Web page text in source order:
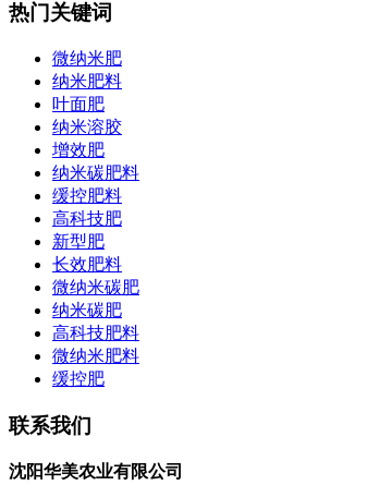
热门关键词
微纳米肥
纳米肥料
叶面肥
纳米溶胶
增效肥
纳米碳肥料
缓控肥料
高科技肥
新型肥
长效肥料
微纳米碳肥
纳米碳肥
高科技肥料
微纳米肥料
缓控肥
联系我们
沈阳华美农业有限公司